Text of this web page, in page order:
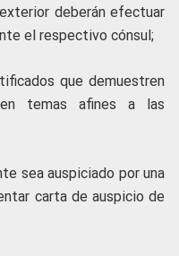
deberán efectuar
el respectivo cónsul;
que demuestren
temas afines a las
sea auspiciado por una
carta de auspicio de